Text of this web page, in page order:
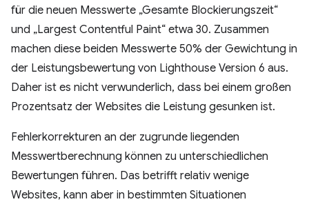
für die neuen Messwerte „Gesamte Blockierungszeit“
und „Largest Contentful Paint“ etwa 30. Zusammen
machen diese beiden Messwerte 50% der Gewichtung in
der Leistungsbewertung von Lighthouse Version 6 aus.
Daher ist es nicht verwunderlich, dass bei einem großen
Prozentsatz der Websites die Leistung gesunken ist.
Fehlerkorrekturen an der zugrunde liegenden
Messwertberechnung können zu unterschiedlichen
Bewertungen führen. Das betrifft relativ wenige
Websites, kann aber in bestimmten Situationen